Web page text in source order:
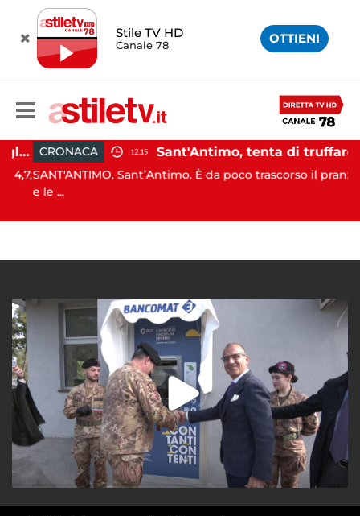
Stile TV HD
Canale 78 OTTIENI
Campi Flegrei, aumentano gli sfollati e infuria lo scontro politico CRONACA 12:15 Sant'Antimo, tenta di truffare anziana: 16enne denunciato dai carabinieri
SANT'ANTIMO. Sant’Antimo. È da poco trascorso il pranzo
e le ...